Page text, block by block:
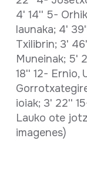
4' 14'' 5-
launaka; 4'
Txilibrin; 3'
Muneinak; 5'
18'' 12- Ernio,
ioiak; 3' 22''
Lauko ote
imagenes)